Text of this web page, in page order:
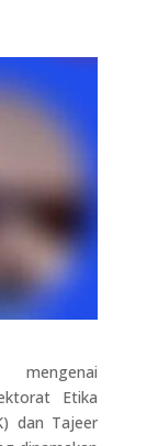
mengenai
Etika
dan Tajeer